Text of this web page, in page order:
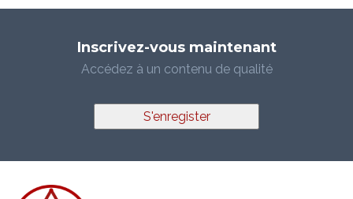
Inscrivez-vous maintenant
Accédez à un contenu de qualité
S'enregister